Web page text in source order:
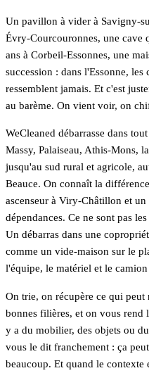
Un pavillon à vider à Savigny-
Évry-Courcouronnes, une cave
ans à Corbeil-Essonnes, une
succession : dans l'Essonne, les
ressemblent jamais. Et c'est
au barème. On vient voir, on
WeCleaned débarrasse dans
Massy, Palaiseau, Athis-Mons,
jusqu'au sud rural et agricole,
Beauce. On connaît la
ascenseur à Viry-Châtillon et
dépendances. Ce ne sont pas
Un débarras dans une
comme un vide-maison sur le
l'équipe, le matériel et le
On trie, on récupère ce qui peut
bonnes filières, et on vous
y a du mobilier, des objets ou
vous le dit franchement : ça
beaucoup. Et quand le